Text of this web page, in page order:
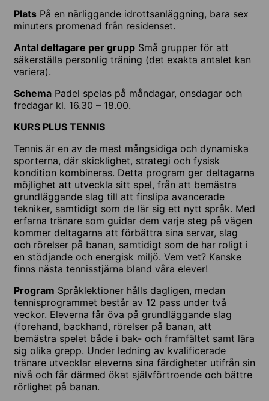
Plats På en närliggande idrottsanläggning, bara sex
minuters promenad från residenset.
Antal deltagare per grupp Små grupper för att
säkerställa personlig träning (det exakta antalet kan
variera).
Schema Padel spelas på måndagar, onsdagar och
fredagar kl. 16.30 – 18.00.
KURS PLUS TENNIS
Tennis är en av de mest mångsidiga och dynamiska
sporterna, där skicklighet, strategi och fysisk
kondition kombineras. Detta program ger deltagarna
möjlighet att utveckla sitt spel, från att bemästra
grundläggande slag till att finslipa avancerade
tekniker, samtidigt som de lär sig ett nytt språk. Med
erfarna tränare som guidar dem varje steg på vägen
kommer deltagarna att förbättra sina servar, slag
och rörelser på banan, samtidigt som de har roligt i
en stödjande och energisk miljö. Vem vet? Kanske
finns nästa tennisstjärna bland våra elever!
Program Språklektioner hålls dagligen, medan
tennisprogrammet består av 12 pass under två
veckor. Eleverna får öva på grundläggande slag
(forehand, backhand, rörelser på banan, att
bemästra spelet både i bak- och framfältet samt lära
sig olika grepp. Under ledning av kvalificerade
tränare utvecklar eleverna sina färdigheter utifrån sin
nivå och får därmed ökat självförtroende och bättre
rörlighet på banan.